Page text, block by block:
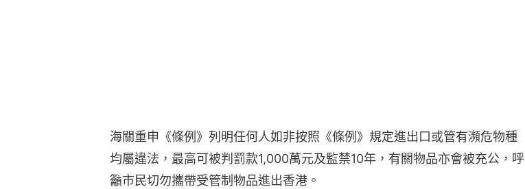
海關重申《條例》列明任何人如非按照《條例》規定進出口或管有瀕危物種
均屬違法，最高可被判罰款1,000萬元及監禁10年，有關物品亦會被充公，呼
籲市民切勿攜帶受管制物品進出香港。